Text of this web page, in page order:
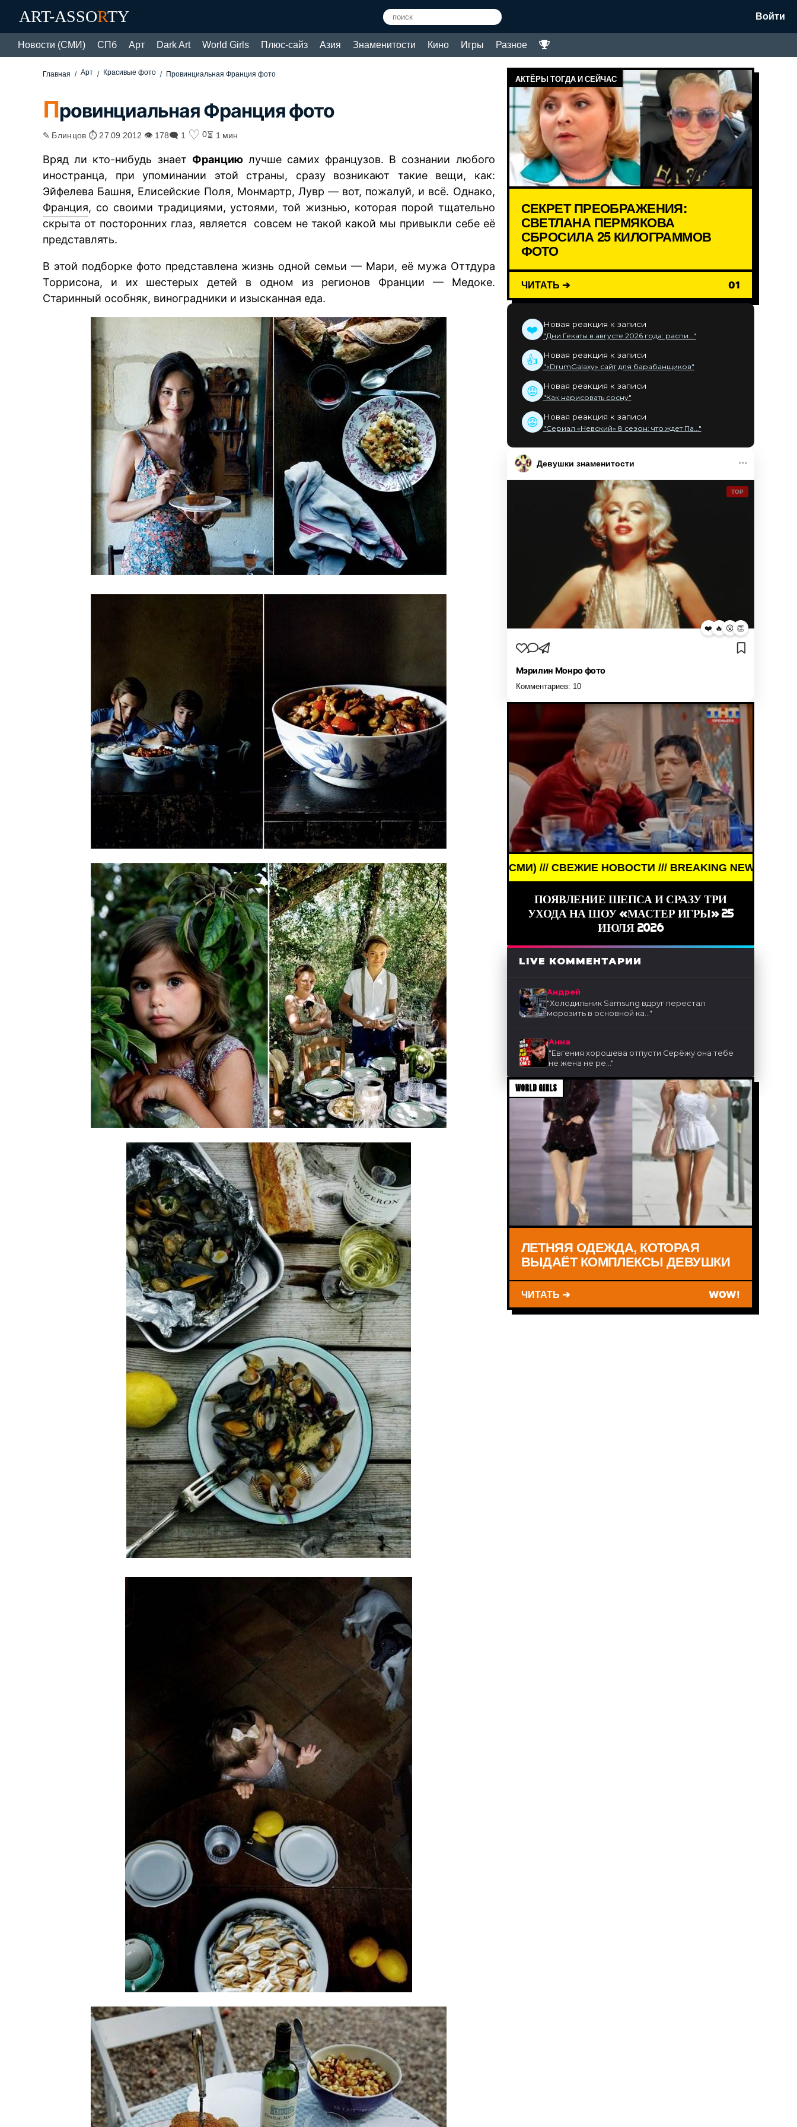
ART-ASSORTY Войти
Новости (СМИ) СПб Арт Dark Art World Girls Плюс-сайз Азия Знаменитости Кино Игры Разное
Главная Арт Красивые фото Провинциальная Франция фото
Провинциальная Франция фото
✎ Блинцов ⏱ 27.09.2012 👁 178🗨 1 ♡ 0⏳ 1 мин
Вряд ли кто-нибудь знает Франциюлучше самих французов. В сознании любого
иностранца, при упоминании этой страны, сразу возникают такие вещи, как:
Эйфелева Башня, Елисейские Поля, Монмартр, Лувр — вот, пожалуй, и всё. Однако,
Франция, со своими традициями, устоями, той жизнью, которая порой тщательно
скрыта от посторонних глаз, является совсем не такой какой мы привыкли себе её
представлять.
В этой подборке фото представлена жизнь одной семьи — Мари, её мужа Оттдура
Торрисона, и их шестерых детей в одном из регионов Франции — Медоке.
Старинный особняк, виноградники и изысканная еда.
АКТЁРЫ ТОГДА И СЕЙЧАС
СЕКРЕТ ПРЕОБРАЖЕНИЯ:
СВЕТЛАНА ПЕРМЯКОВА
СБРОСИЛА 25 КИЛОГРАММОВ
ФОТО
ЧИТАТЬ ➔ 01
❤️ Новая реакция к записи
"Дни Гекаты в августе 2026 года: распи..."
👍 Новая реакция к записи
"«DrumGalaxy» сайт для барабанщиков"
😡 Новая реакция к записи
"Как нарисовать сосну"
😡 Новая реакция к записи
"Сериал «Невский» 8 сезон: что ждет Па..."
Девушки знаменитости
TOP
❤️ 🔥 😮 👏
Мэрилин Монро фото
Комментариев: 10
BREAKING NEWS /// НОВОСТИ (СМИ) /// СВЕЖИЕ НОВОСТИ /// BREAKING NEWS /// НОВОСТИ (СМИ) ///
ПОЯВЛЕНИЕ ШЕПСА И СРАЗУ ТРИ
УХОДА НА ШОУ «МАСТЕР ИГРЫ» 25
ИЮЛЯ 2026
LIVE КОММЕНТАРИИ
Андрей
"Холодильник Samsung вдруг перестал
морозить в основной ка..."
Анна
"Евгения хорошева отпусти Серёжу она тебе
не жена не ре..."
WORLD GIRLS
ЛЕТНЯЯ ОДЕЖДА, КОТОРАЯ
ВЫДАЁТ КОМПЛЕКСЫ ДЕВУШКИ
ЧИТАТЬ ➔ WOW!